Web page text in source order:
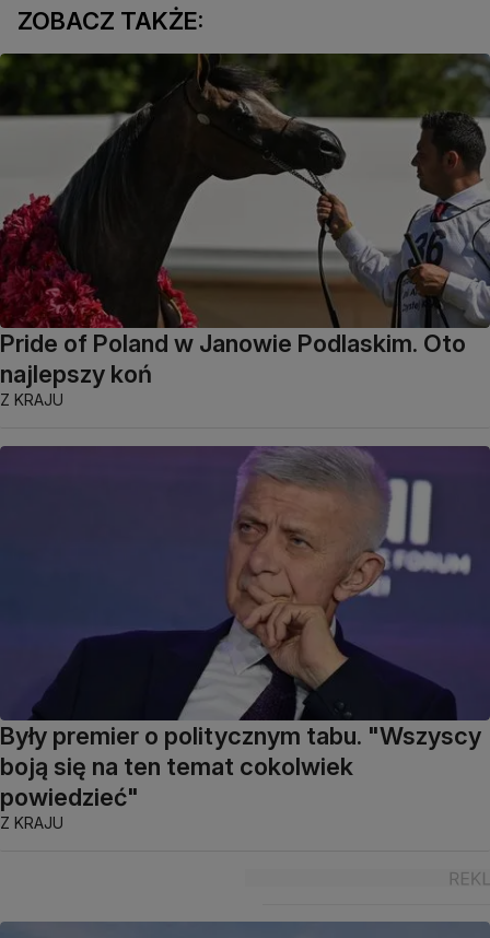
ZOBACZ TAKŻE:
Pride of Poland w Janowie Podlaskim. Oto
najlepszy koń
Z KRAJU
Były premier o politycznym tabu. "Wszyscy
boją się na ten temat cokolwiek
powiedzieć"
Z KRAJU